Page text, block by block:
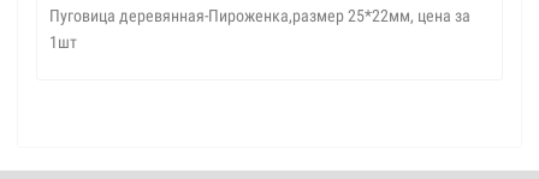
Пуговица деревянная-Пироженка,размер 25*22мм, цена за
1шт